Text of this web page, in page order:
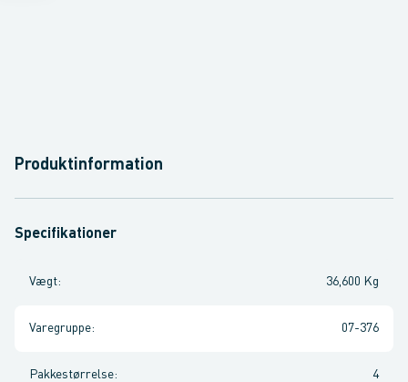
Produktinformation
Specifikationer
Vægt: 36,600 Kg
Varegruppe: 07-376
Pakkestørrelse: 4